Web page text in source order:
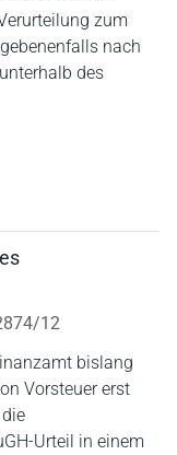
zum
nach
des
12
bislang
Vorsteuer erst
Urteil in einem